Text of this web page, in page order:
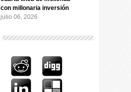
con millonaria inversión
julio 06, 2026